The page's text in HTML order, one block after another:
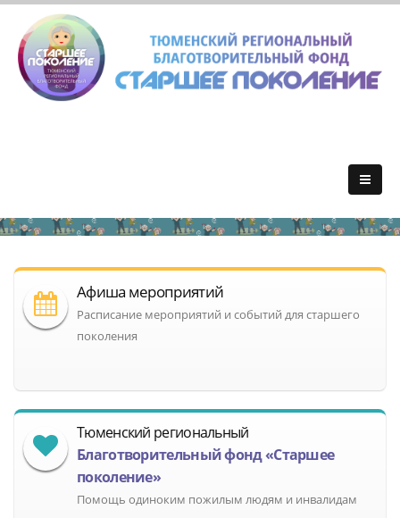
Афиша мероприятий
Расписание мероприятий и событий для старшего
поколения
Тюменский региональный
Благотворительный фонд «Старшее
поколение»
Помощь одиноким пожилым людям и инвалидам